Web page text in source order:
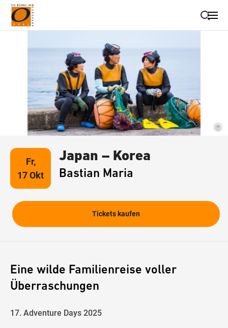
Suche schließen
Wegbeschreibung erhalten
©
Fr,
17 Okt
Japan – Korea
Bastian Maria
Tickets kaufen
Eine wilde Familienreise voller
Überraschungen
17. Adventure Days 2025